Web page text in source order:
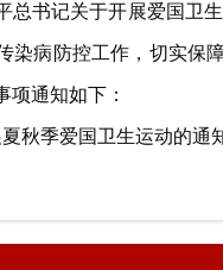
总书记关于开展爱国卫
染病防控工作，切实保
项通知如下：
秋季爱国卫生运动的通